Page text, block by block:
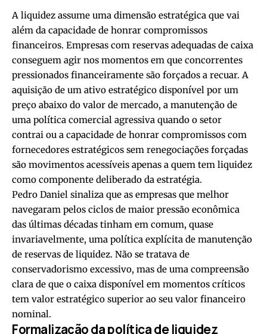
A liquidez assume uma dimensão estratégica que vai
além da capacidade de honrar compromissos
financeiros. Empresas com reservas adequadas de caixa
conseguem agir nos momentos em que concorrentes
pressionados financeiramente são forçados a recuar. A
aquisição de um ativo estratégico disponível por um
preço abaixo do valor de mercado, a manutenção de
uma política comercial agressiva quando o setor
contrai ou a capacidade de honrar compromissos com
fornecedores estratégicos sem renegociações forçadas
são movimentos acessíveis apenas a quem tem liquidez
como componente deliberado da estratégia.
Pedro Daniel sinaliza que as empresas que melhor
navegaram pelos ciclos de maior pressão econômica
das últimas décadas tinham em comum, quase
invariavelmente, uma política explícita de manutenção
de reservas de liquidez. Não se tratava de
conservadorismo excessivo, mas de uma compreensão
clara de que o caixa disponível em momentos críticos
tem valor estratégico superior ao seu valor financeiro
nominal.
Formalização da política de liquidez